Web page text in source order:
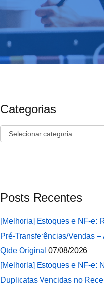
Categorias
Categorias
Posts Recentes
[Melhoria] Estoques e NF-e:
Pré-Transferências/Vendas
Qtde Original 07/08/2026
[Melhoria] Estoques e NF-e:
Duplicatas Vencidas no